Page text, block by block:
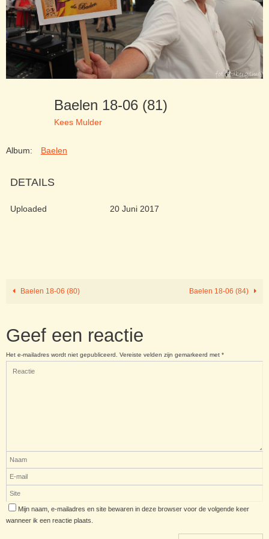
Baelen 18-06 (81)
Kees Mulder
Album: Baelen
DETAILS
Uploaded 20 Juni 2017
Baelen 18-06 (80) Baelen 18-06 (84)
Geef een reactie
Het e-mailadres wordt niet gepubliceerd. Vereiste velden zijn gemarkeerd met *
Mijn naam, e-mailadres en site bewaren in deze browser voor de volgende keer
wanneer ik een reactie plaats.